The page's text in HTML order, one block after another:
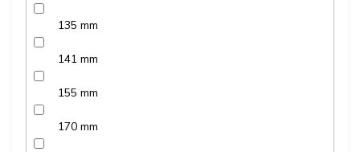
135 mm
141 mm
155 mm
170 mm